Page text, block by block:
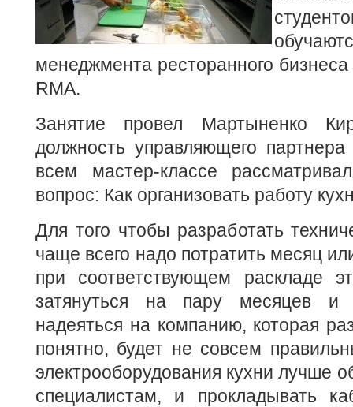
менеджмента ресторанного
RMA.
Занятие провел Мартыненко
должность управляющего
всем мастер-классе
вопрос: Как организовать работу
Для того чтобы разработать
чаще всего надо потратить месяц
при соответствующем раскладе
затянуться на пару месяцев и
надеяться на компанию, которая
понятно, будет не совсем
электрооборудования кухни лучше
специалистам, и прокладывать